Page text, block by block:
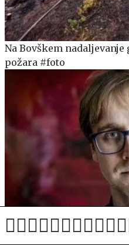
Na Bovškem
požara #foto